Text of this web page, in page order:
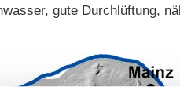
gute Durchlüftung,